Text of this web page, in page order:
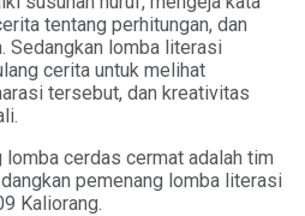
tentang perhitungan, dan
Sedangkan lomba literasi
cerita untuk melihat
tersebut, dan kreativitas
cerdas cermat adalah tim
pemenang lomba literasi
Kaliorang.